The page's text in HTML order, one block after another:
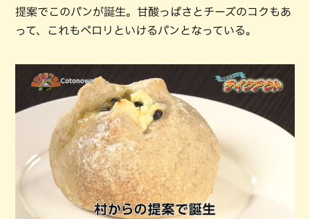
提案でこのパンが誕生。甘酸っぱさとチーズのコクもあ
って、これもペロリといけるパンとなっている。